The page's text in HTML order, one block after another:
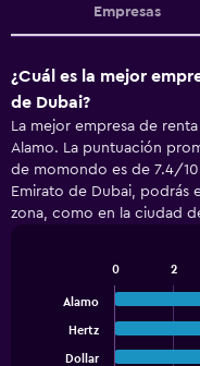
Empresas
¿Cuál es la mejor
de Dubai?
La mejor empresa de
Alamo. La puntuación
de momondo es de 7.4/10
Emirato de Dubai, podrás
zona, como en la ciudad
chart
bars.
graphic.Alamo
Hertz
Dollar
0 2